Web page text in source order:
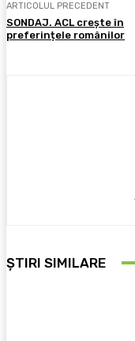
ARTICOLUL PRECEDENT
SONDAJ. ACL crește în
preferințele românilor
ȘTIRI SIMILARE